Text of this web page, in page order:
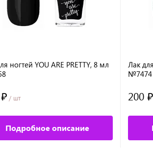
ногтей YOU ARE PRETTY, 8 мл
/ шт
Подробное описание
Лак
№7474
200 ₽